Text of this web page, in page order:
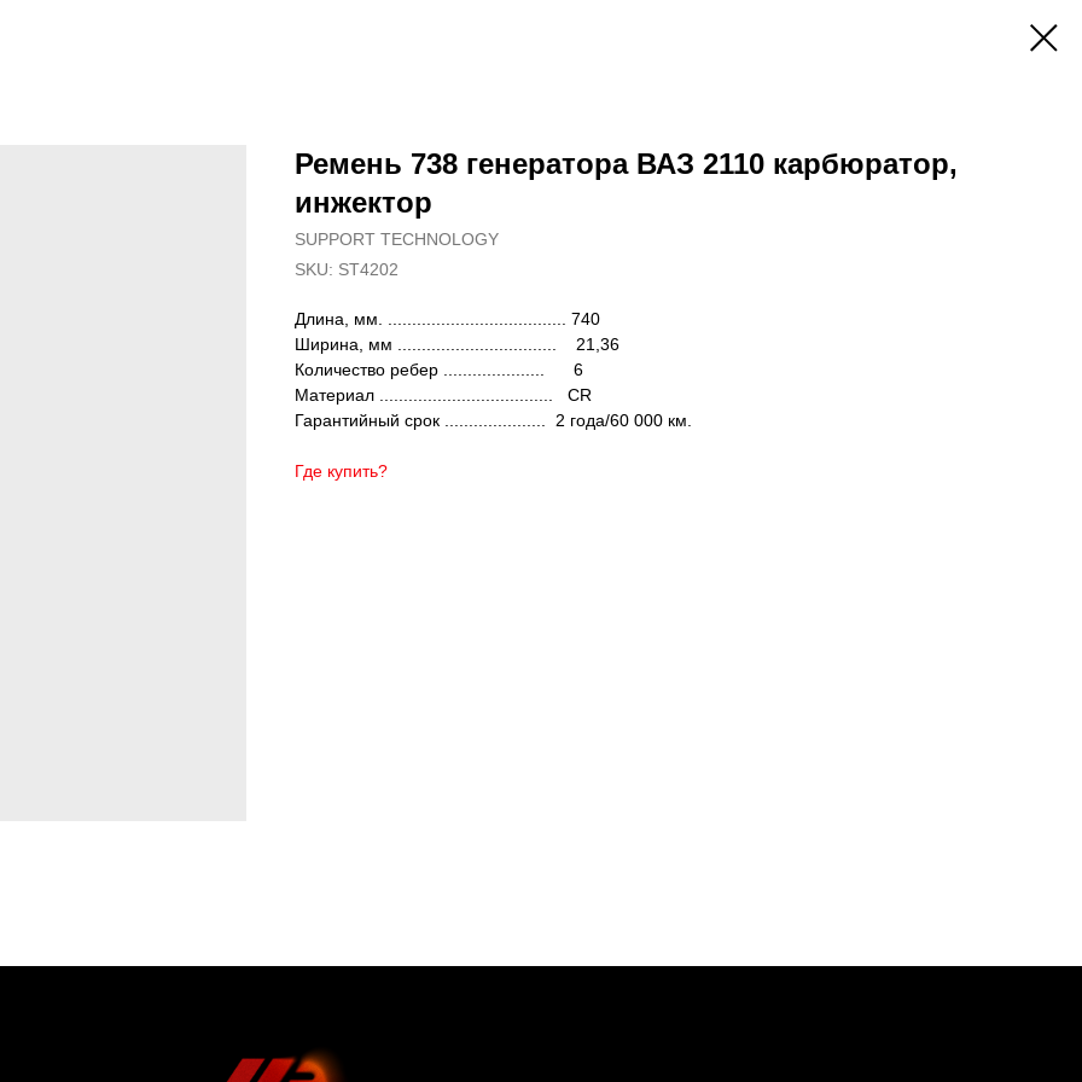
Ремень 738 генератора ВАЗ 2110 карбюратор,
инжектор
SUPPORT TECHNOLOGY
SKU: ST4202
Длина, мм. ..................................... 740
Ширина, мм ................................. 21,36
Количество ребер ..................... 6
Материал .................................... CR
Гарантийный срок ..................... 2 года/60 000 км.
Где купить?